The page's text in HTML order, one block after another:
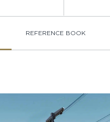
REFERENCE BOOK